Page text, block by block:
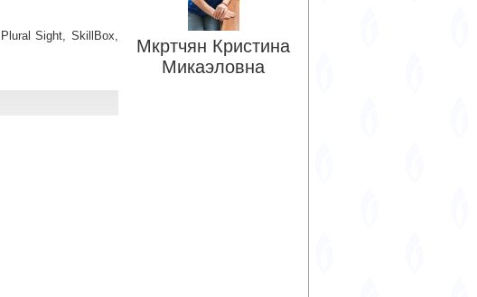
Sight, SkillBox,
Мкртчян Кристина
Микаэловна